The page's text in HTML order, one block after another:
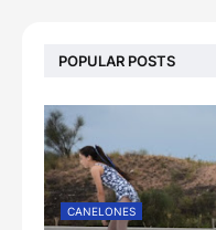
POPULAR POSTS
CANELONES